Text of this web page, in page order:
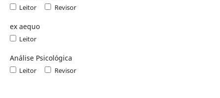
Leitor Revisor
ex aequo
Leitor
Análise Psicológica
Leitor Revisor